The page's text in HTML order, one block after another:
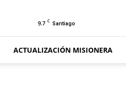
9.7 C Santiago
ACTUALIZACIÓN MISIONERA